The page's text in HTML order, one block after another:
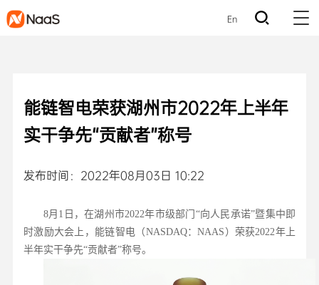
En
能链智电荣获湖州市2022年上半年
实干争先“贡献者”称号
发布时间：2022年08月03日 10:22
8月1日，在湖州市2022年市级部门“向人民承诺”暨集中即
时激励大会上，能链智电（NASDAQ：NAAS）荣获2022年上
半年实干争先“贡献者”称号。